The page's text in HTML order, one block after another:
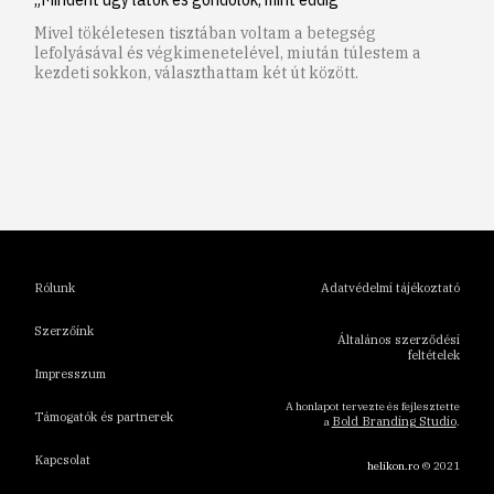
Mivel tökéletesen tisztában voltam a betegség
lefolyásával és végkimenetelével, miután túlestem a
kezdeti sokkon, választhattam két út között.
Rólunk
Szerzőink
Impresszum
Támogatók és partnerek
Kapcsolat
Adatvédelmi tájékoztató
Általános szerződési
feltételek
A honlapot tervezte és fejlesztette
a Bold Branding Studio.
helikon.ro© 2021